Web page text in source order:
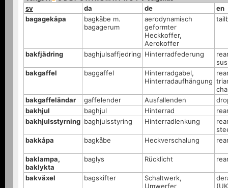
sv da de
en
bagagekåpa
bagkåbe m.
bagagerum
aerodynamisch
geformter
Heckkoffer,
Aerokoffer
bakfjädring baghjulsaffjedring Hinterradfederung
bakgaffel
baggaffel
Hinterradgabel,
Hinterradaufhängung
bakgaffeländar
gaffelender Ausfallenden
bakhjul
baghjul Hinterrad
bakhjulsstyrning baghjulsstyring Hinterradlenkung
bakkåpa
bagkåbe Heckverschalung
baklampa,
baklykta
baglys Rücklicht
bakväxel bagskifter
Schaltwerk,
Umwerfer